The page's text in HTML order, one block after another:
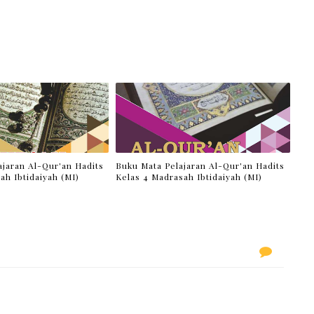
Al-Qur'an Hadits
Ibtidaiyah (MI)
Buku Mata Pelajaran Al-Qur'an Hadits
Kelas 4 Madrasah Ibtidaiyah (MI)